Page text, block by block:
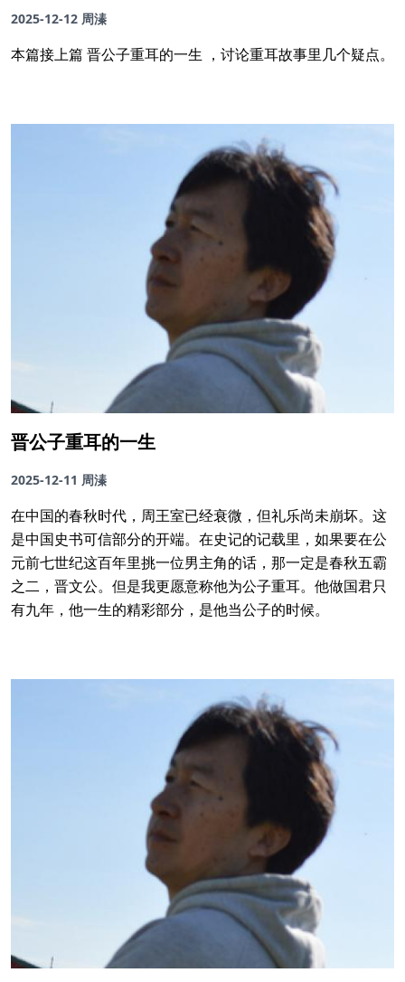
2025-12-12 周溱
本篇接上篇 晋公子重耳的一生 ，讨论重耳故事里几个疑点。
晋公子重耳的一生
2025-12-11 周溱
在中国的春秋时代，周王室已经衰微，但礼乐尚未崩坏。这
是中国史书可信部分的开端。在史记的记载里，如果要在公
元前七世纪这百年里挑一位男主角的话，那一定是春秋五霸
之二，晋文公。但是我更愿意称他为公子重耳。他做国君只
有九年，他一生的精彩部分，是他当公子的时候。